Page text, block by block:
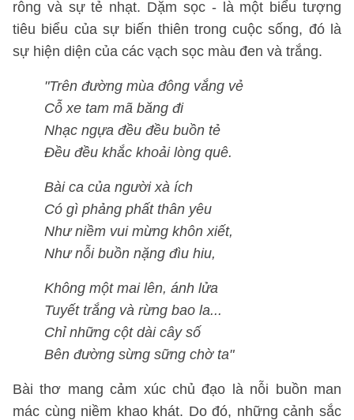
rỗng và sự tẻ nhạt. Dặm sọc - là một biểu tượng
tiêu biểu của sự biến thiên trong cuộc sống, đó là
sự hiện diện của các vạch sọc màu đen và trắng.
"Trên đường mùa đông vắng vẻ
Cỗ xe tam mã băng đi
Nhạc ngựa đều đều buồn tẻ
Đều đều khắc khoải lòng quê.
Bài ca của người xà ích
Có gì phảng phất thân yêu
Như niềm vui mừng khôn xiết,
Như nỗi buồn nặng đìu hiu,
Không một mai lên, ánh lửa
Tuyết trắng và rừng bao la...
Chỉ những cột dài cây số
Bên đường sừng sững chờ ta"
Bài thơ mang cảm xúc chủ đạo là nỗi buồn man
mác cùng niềm khao khát. Do đó, những cảnh sắc